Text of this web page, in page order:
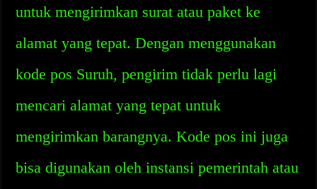
untuk mengirimkan surat atau paket ke
alamat yang tepat. Dengan menggunakan
kode pos Suruh, pengirim tidak perlu lagi
mencari alamat yang tepat untuk
mengirimkan barangnya. Kode pos ini juga
bisa digunakan oleh instansi pemerintah atau